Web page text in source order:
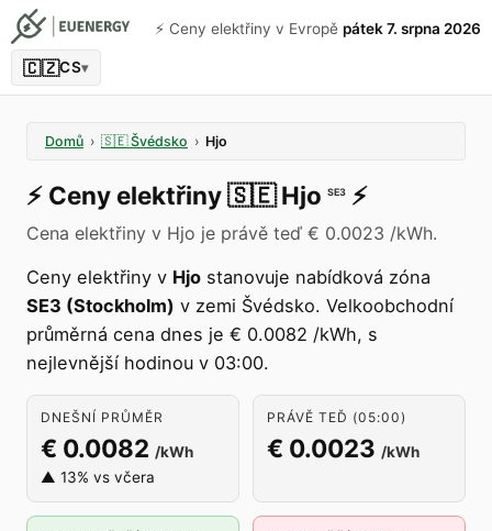
⚡️ Ceny elektřiny v Evropě pátek 7. srpna 2026
🇨🇿CS▾
Domů › 🇸🇪 Švédsko › Hjo
⚡️ Ceny elektřiny🇸🇪 Hjo SE3 ⚡️
Cena elektřiny v Hjo je právě teď € 0.0023 /kWh.
Ceny elektřiny v Hjo stanovuje nabídková zóna
SE3 (Stockholm) v zemi Švédsko. Velkoobchodní
průměrná cena dnes je € 0.0082 /kWh, s
nejlevnější hodinou v 03:00.
DNEŠNÍ PRŮMĚR
€ 0.0082 /kWh
▲ 13% vs včera
PRÁVĚ TEĎ (05:00)
€ 0.0023 /kWh